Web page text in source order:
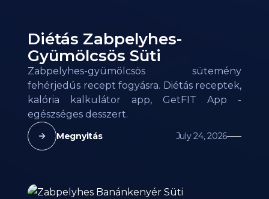
Diétás Zabpelyhes-
Gyümölcsös Süti
Zabpelyhes-gyümölcsös sütemény
fehérjedús recept fogyásra. Diétás receptek,
kalória kalkulátor app, GetFIT App -
egészséges desszert.
Megnyitás July 24, 2026